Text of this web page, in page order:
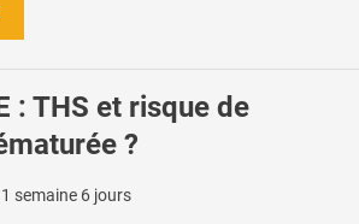
: THS et risque de
?
1 semaine 6 jours